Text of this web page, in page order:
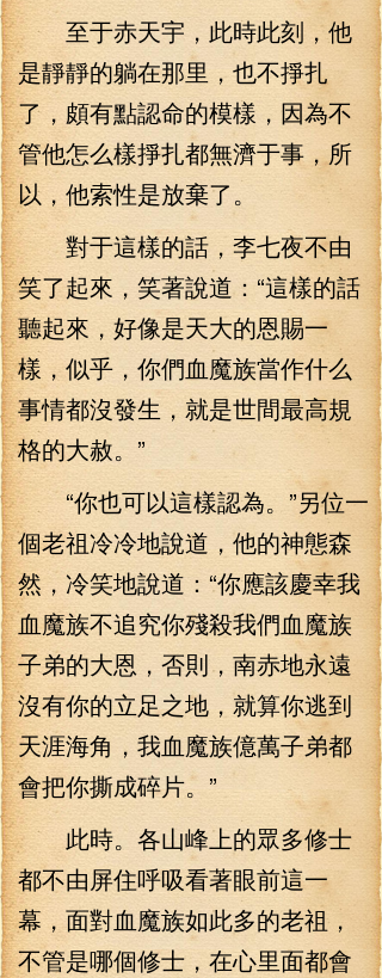
至于赤天宇，此時此刻，他
是靜靜的躺在那里，也不掙扎
了，頗有點認命的模樣，因為不
管他怎么樣掙扎都無濟于事，所
以，他索性是放棄了。
對于這樣的話，李七夜不由
笑了起來，笑著說道：“這樣的話
聽起來，好像是天大的恩賜一
樣，似乎，你們血魔族當作什么
事情都沒發生，就是世間最高規
格的大赦。”
“你也可以這樣認為。”另位一
個老祖冷冷地說道，他的神態森
然，冷笑地說道：“你應該慶幸我
血魔族不追究你殘殺我們血魔族
子弟的大恩，否則，南赤地永遠
沒有你的立足之地，就算你逃到
天涯海角，我血魔族億萬子弟都
會把你撕成碎片。”
此時。各山峰上的眾多修士
都不由屏住呼吸看著眼前這一
幕，面對血魔族如此多的老祖，
不管是哪個修士，在心里面都會